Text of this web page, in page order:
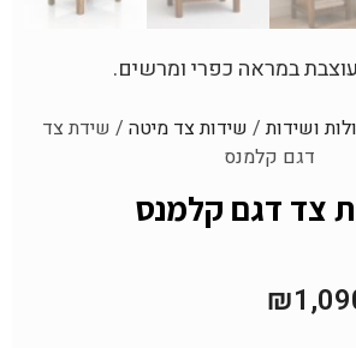
במראה כפרי ומרשים.
ושידות/ שידות צד מיטה / שידת צד
דגם קלמנס
צד דגם קלמנס
₪